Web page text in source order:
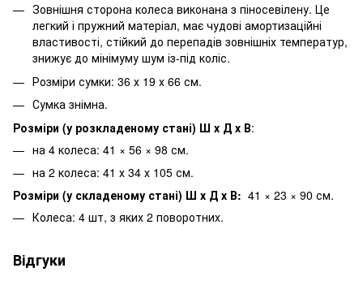
Зовнішня сторона колеса виконана з піносевілену. Це
легкий і пружний матеріал, має чудові амортизаційні
властивості, стійкий до перепадів зовнішніх температур,
знижує до мінімуму шум із-під коліс.
Розміри сумки: 36 х 19 х 66 см.
Сумка знімна.
Розміри (у розкладеному стані) Ш х Д х В:
на 4 колеса: 41 × 56 × 98 см.
на 2 колеса: 41 х 34 х 105 см.
Розміри (у складеному стані) Ш х Д х В: 41 × 23 × 90 см.
Колеса: 4 шт, з яких 2 поворотних.
Відгуки